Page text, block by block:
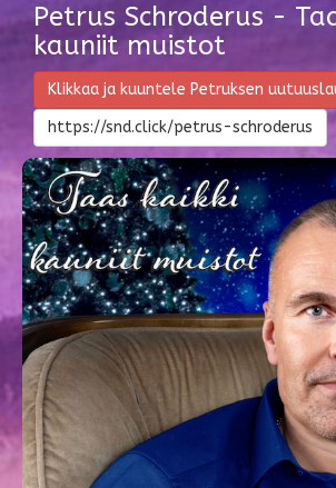
Petrus Schroderus -
kauniit muistot
Klikkaa ja kuuntele Petruksen
https://snd.click/petrus-schroderus